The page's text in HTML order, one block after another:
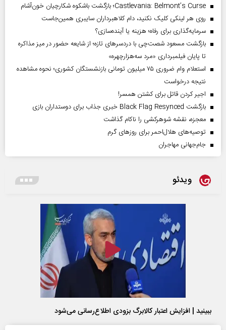
Castlevania: Belmont’s Curse؛ بازگشت باشکوه شکارچیان خون‌آشام
روی هر لینکی کلیک نکنید، دام کلاهبرداران سایبری همین‌جاست
سرمایه‌گذاری برای رفاه؛ هزینه یا آینده‌سازی؟
بازگشت مسعود شصت‌چی با دردسر‌های تازه؛ از شایعه حضور در میز مذاکره
تا پایان فیلمبرداری «مرد سه‌هزارچهره»
استعلام وام ضروری ۷۵ میلیون تومانی بازنشستگان کشوری؛ نحوه مشاهده
نتیجه درخواست
اجیر کردن قاتل برای کشتن همسر!
بازگشت Black Flag Resynced خبری جذاب برای دوستداران بازی
معجزه، نقشه شوهرکشی را ناکام گذاشت
توصیه‌های هلال‌احمر برای روز‌های گرم
جام‌جهانی مهاجران
ویدئو
ببینید | افزایش اعتبار کالابرگ بزودی اطلاع‌رسانی می‌شود